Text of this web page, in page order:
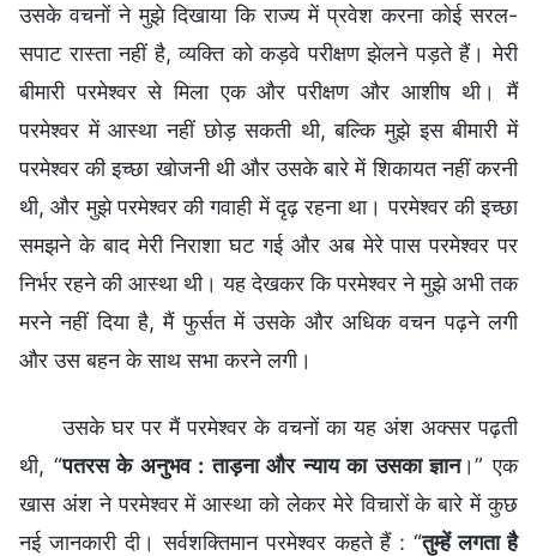
उसके वचनों ने मुझे दिखाया कि राज्य में प्रवेश करना कोई सरल-
सपाट रास्ता नहीं है, व्यक्ति को कड़वे परीक्षण झेलने पड़ते हैं। मेरी
बीमारी परमेश्वर से मिला एक और परीक्षण और आशीष थी। मैं
परमेश्वर में आस्था नहीं छोड़ सकती थी, बल्कि मुझे इस बीमारी में
परमेश्वर की इच्छा खोजनी थी और उसके बारे में शिकायत नहीं करनी
थी, और मुझे परमेश्वर की गवाही में दृढ़ रहना था। परमेश्वर की इच्छा
समझने के बाद मेरी निराशा घट गई और अब मेरे पास परमेश्वर पर
निर्भर रहने की आस्था थी। यह देखकर कि परमेश्वर ने मुझे अभी तक
मरने नहीं दिया है, मैं फुर्सत में उसके और अधिक वचन पढ़ने लगी
और उस बहन के साथ सभा करने लगी।
उसके घर पर मैं परमेश्वर के वचनों का यह अंश अक्सर पढ़ती
थी, “पतरस के अनुभव : ताड़ना और न्याय का उसका ज्ञान।” एक
खास अंश ने परमेश्वर में आस्था को लेकर मेरे विचारों के बारे में कुछ
नई जानकारी दी। सर्वशक्तिमान परमेश्वर कहते हैं : “तुम्हें लगता है